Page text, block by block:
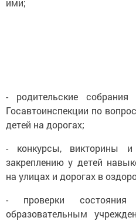
ими;
- родительские
Госавтоинспекции по
детей на дорогах;
- конкурсы, викторины
закреплению у детей
на улицах и дорогах в
- проверки
образовательным